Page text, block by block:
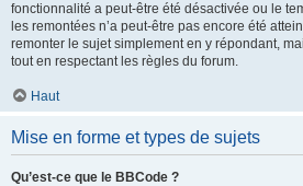
fonctionnalité a peut-être été désactivée ou le
les remontées n’a peut-être pas encore été
remonter le sujet simplement en y répondant,
tout en respectant les règles du forum.
Haut
Mise en forme et types de sujets
Qu’est-ce que le BBCode ?